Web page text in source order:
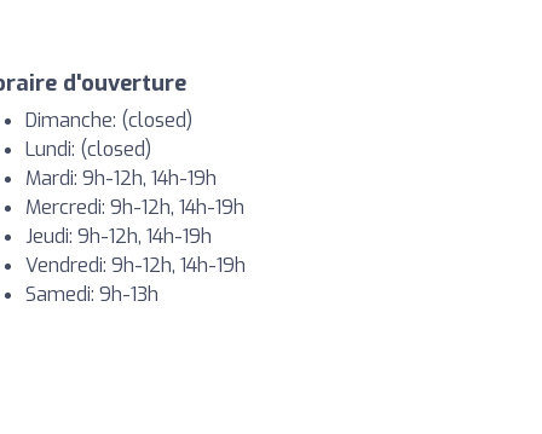
d'ouverture
Dimanche: (closed)
Lundi: (closed)
Mardi: 9h-12h, 14h-19h
Mercredi: 9h-12h, 14h-19h
Jeudi: 9h-12h, 14h-19h
Vendredi: 9h-12h, 14h-19h
Samedi: 9h-13h